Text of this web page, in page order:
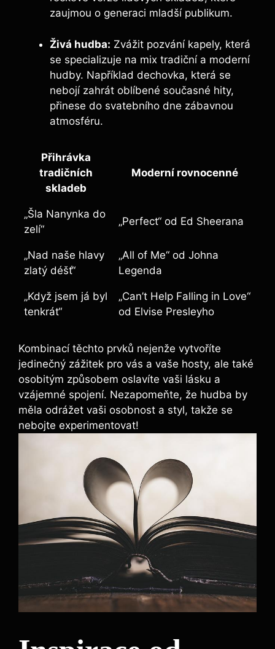
zaujmou o generaci mladší publikum.
Živá hudba: Zvážit pozvání kapely, která
se specializuje na mix tradiční a moderní
hudby. Například dechovka, která se
nebojí zahrát oblíbené současné hity,
přinese do svatebního dne zábavnou
atmosféru.
Přihrávka
tradičních
skladeb
Moderní rovnocenné
„Šla Nanynka do
zelí“
„Perfect“ od Ed Sheerana
„Nad naše hlavy
zlatý déšť“
„All of Me“ od Johna
Legenda
„Když jsem já byl
tenkrát“
„Can’t Help Falling in Love“
od Elvise Presleyho
Kombinací těchto prvků nejenže vytvoříte
jedinečný zážitek pro vás a vaše hosty, ale také
osobitým způsobem oslavíte vaši lásku a
vzájemné spojení. Nezapomeňte, že hudba by
měla odrážet vaši osobnost a styl, takže se
nebojte experimentovat!